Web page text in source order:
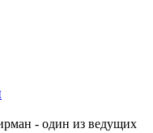
- один из ведущих